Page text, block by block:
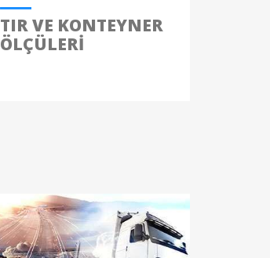
TIR VE KONTEYNER
ÖLÇÜLERI